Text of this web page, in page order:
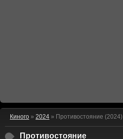
Киного » 2024 » Противостояние (2024)
Противостояние